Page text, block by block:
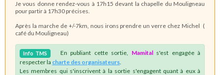
Je vous donne rendez-vous à 17h15 devant la chapelle du Mouligneau
pour partir à 17h30 précises.
Après la marche de +/-7km, nous irons prendre un verre chez Michel (
café du Mouligneau)
Info TMS En publiant cette sortie, Mamitals'est engagée à
respecter la charte des organisateurs
Les membres qui s'inscrivent à la sortie s'engagent quant à eux à